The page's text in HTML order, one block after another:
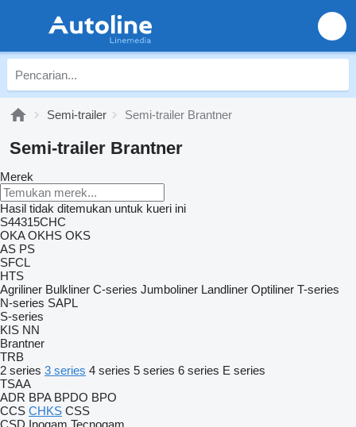
Semi-trailer Semi-trailer Brantner
Semi-trailer Brantner
Merek
Hasil tidak ditemukan untuk kueri ini
S44315CHC
OKA OKHS OKS
AS PS
SFCL
HTS
Agriliner Bulkliner C-series Jumboliner Landliner Optiliner T-series
N-series SAPL
S-series
KIS NN
Brantner
TRB
2 series 3 series 4 series 5 series 6 series E series
TSAA
ADR BPA BPDO BPO
CCS CHKS CSS
CSD Inogam Tecnogam